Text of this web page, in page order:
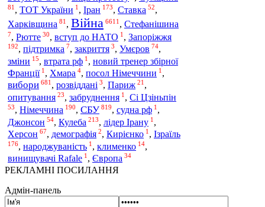
81 , ТОТ України 1 , Іран 173, Ставка 52,
Харківщина 81 , Війна 6611 , Стефанішина
7, Рютте 30, вступ до НАТО 1 , Запоріжжя
192, підтримка 7, закриття 3, Умєров 74,
зміни 15, втрата рф 1 , новий тренер збірної
Франції 1 , Хмара 4, посол Німеччини 1 ,
вибори 681 , розвіддані 3, Париж 21 ,
опитування 23, забруднення 1, Сі Цзіньпін
53, Німеччина 190, СБУ 819, судна рф 1 ,
Джонсон 54, Кулеба 213, лідер Ірану 1 ,
Херсон 67, демографія 2, Кирієнко 1, Ізраїль
176, народжуваність 1 , клименко 14,
винищувачі Rafale 1 , Європа 34
РЕКЛАМНІ ПОСИЛАННЯ
Адмін-панель